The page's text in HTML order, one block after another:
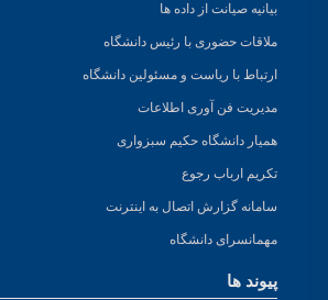
بیانیه صیانت از داده ها
ملاقات حضوری با رئیس دانشگاه
ارتباط با ریاست و مسئولین دانشگاه
مدیریت فن آوری اطلاعات
همیار دانشگاه حکیم سبزواری
تکریم ارباب رجوع
سامانه گزارش اتصال به اینترنت
مهمانسرای دانشگاه
پیوند ها